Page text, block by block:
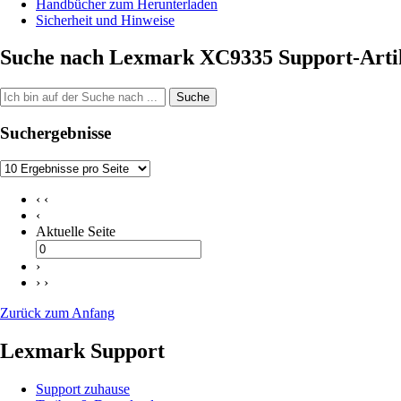
Handbücher zum Herunterladen
Sicherheit und Hinweise
Suche nach Lexmark XC9335 Support-
Suche
Suchergebnisse
‹ ‹
‹
Aktuelle Seite
›
› ›
Zurück zum Anfang
Lexmark Support
Support zuhause